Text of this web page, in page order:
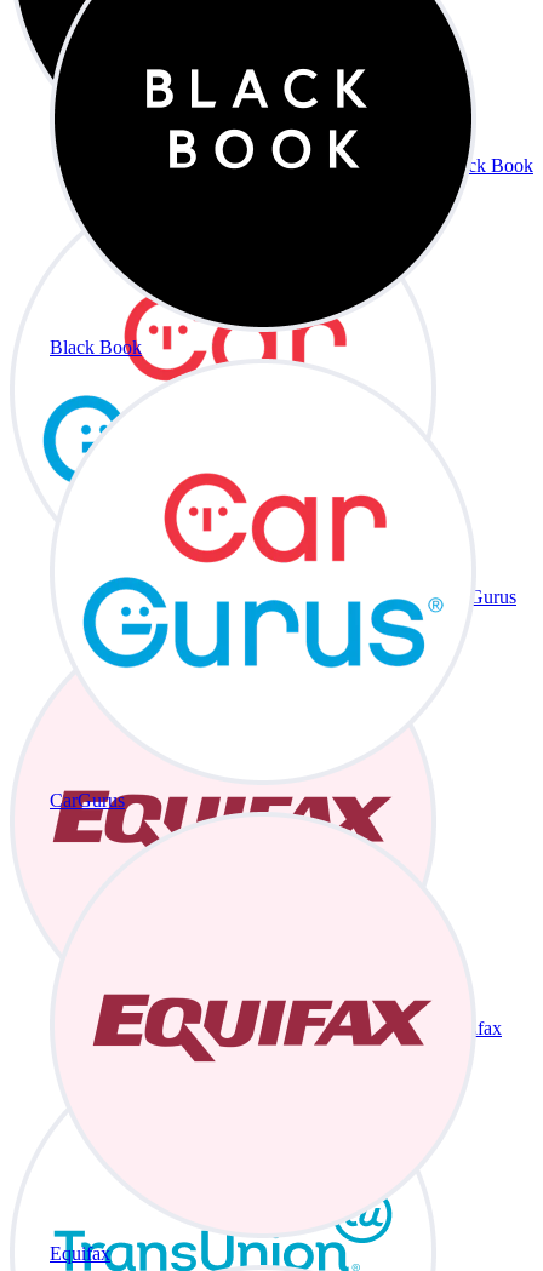
Black Book
CarGurus
Equifax
Black Book
CarGurus
Equifax